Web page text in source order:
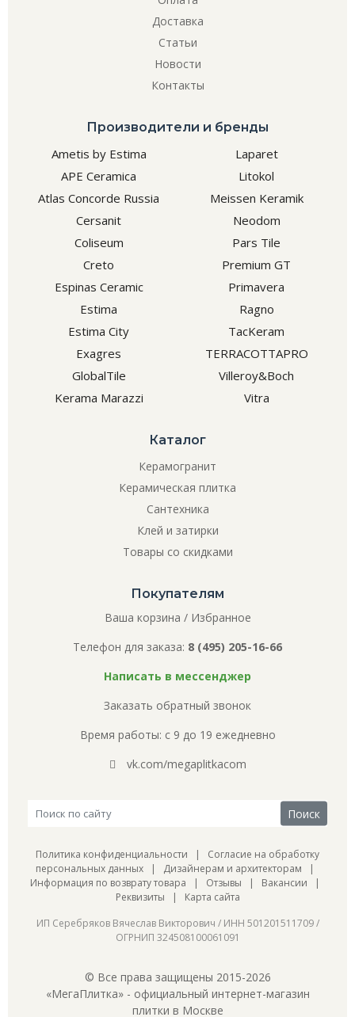
Доставка
Статьи
Новости
Контакты
Производители и бренды
Ametis by Estima
APE Ceramica
Atlas Concorde Russia
Cersanit
Coliseum
Creto
Espinas Ceramic
Estima
Estima City
Exagres
GlobalTile
Kerama Marazzi
Laparet
Litokol
Meissen Keramik
Neodom
Pars Tile
Premium GT
Primavera
Ragno
TacKeram
TERRACOTTAPRO
Villeroy&Boch
Vitra
Каталог
Керамогранит
Керамическая плитка
Сантехника
Клей и затирки
Товары со скидками
Покупателям
Ваша корзина / Избранное
Телефон для заказа: 8 (495) 205-16-66
Написать в мессенджер
Заказать обратный звонок
Время работы: с 9 до 19 ежедневно
vk.com/megaplitkacom
Политика конфиденциальности | Согласие на обработку
персональных данных | Дизайнерам и архитекторам |
Информация по возврату товара | Отзывы | Вакансии |
Реквизиты | Карта сайта
ИП Серебряков Вячеслав Викторович / ИНН 501201511709 /
ОГРНИП 324508100061091
© Все права защищены 2015-2026
«МегаПлитка» - официальный интернет-магазин
плитки в Москве